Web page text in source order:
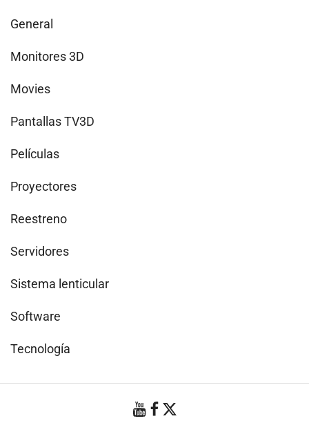
General
Monitores 3D
Movies
Pantallas TV3D
Películas
Proyectores
Reestreno
Servidores
Sistema lenticular
Software
Tecnología